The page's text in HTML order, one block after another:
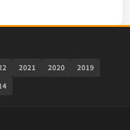
2021 2020
2019